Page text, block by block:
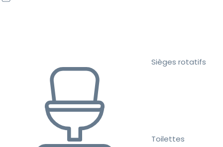
Sièges rotatifs
Toilettes